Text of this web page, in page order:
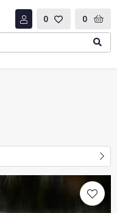
0 0